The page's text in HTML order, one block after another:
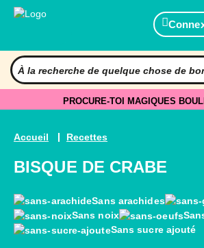
PROCURE-TOI MAGIQUES
Accueil Recettes
BISQUE DE CRABE
Sans arachides
Sans noix
Sans sucre ajouté